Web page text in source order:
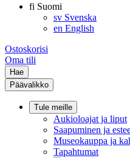
fi Suomi
sv Svenska
en English
Ostoskorisi
Oma tili
Hae
Päävalikko
Tule meille
Aukioloajat ja liput
Saapuminen ja
Museokauppa ja
Tapahtumat